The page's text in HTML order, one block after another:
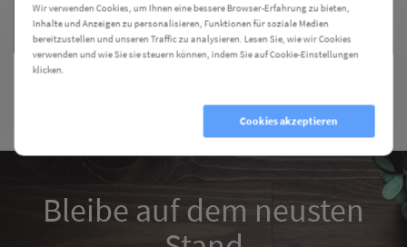
Bleibe auf dem neusten
Wir verwenden Cookies, um Ihnen eine bessere Browser-Erfahrung zu bieten,
Inhalte und Anzeigen zu personalisieren, Funktionen für soziale Medien
bereitzustellen und unseren Traffic zu analysieren. Lesen Sie, wie wir Cookies
verwenden und wie Sie sie steuern können, indem Sie auf Cookie-Einstellungen
klicken.
Cookies akzeptieren